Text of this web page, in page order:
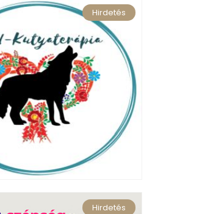
Hirdetés
Hirdetés